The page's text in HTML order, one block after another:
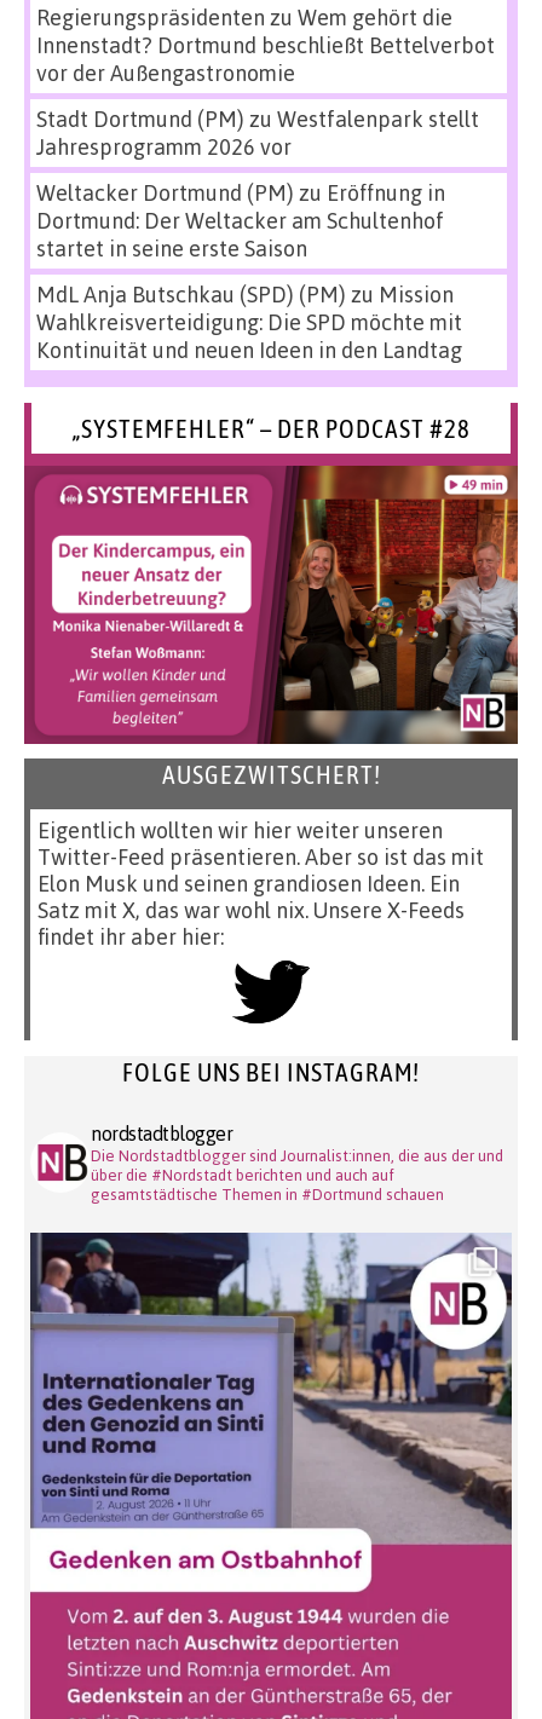
Regierungspräsidenten zu Wem gehört die
Innenstadt? Dortmund beschließt Bettelverbot
vor der Außengastronomie
Stadt Dortmund (PM) zu Westfalenpark stellt
Jahresprogramm 2026 vor
Weltacker Dortmund (PM) zu Eröffnung in
Dortmund: Der Weltacker am Schultenhof
startet in seine erste Saison
MdL Anja Butschkau (SPD) (PM) zu Mission
Wahlkreisverteidigung: Die SPD möchte mit
Kontinuität und neuen Ideen in den Landtag
„SYSTEMFEHLER“ – DER PODCAST #28
AUSGEZWITSCHERT!
Eigentlich wollten wir hier weiter unseren
Twitter-Feed präsentieren. Aber so ist das mit
Elon Musk und seinen grandiosen Ideen. Ein
Satz mit X, das war wohl nix. Unsere X-Feeds
findet ihr aber hier:
FOLGE UNS BEI INSTAGRAM!
nordstadtblogger
Die Nordstadtblogger sind Journalist:innen, die aus der und
über die #Nordstadt berichten und auch auf
gesamtstädtische Themen in #Dortmund schauen